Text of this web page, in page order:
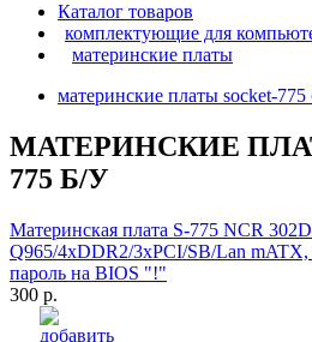
Каталог товаров
комплектующие для
материнские платы
материнские платы socket-775
МАТЕРИНСКИЕ
775 Б/У
Материнская плата S-775 NCR
Q965/4xDDR2/3xPCI/SB/Lan mATX,
пароль на BIOS "!"
300 р.